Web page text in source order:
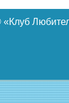
«Клуб